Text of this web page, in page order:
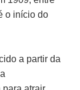
o início do
a partir da